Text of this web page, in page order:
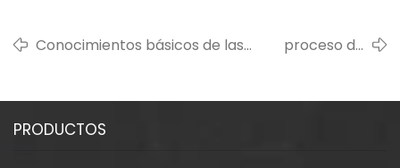
Conocimientos básicos de las
proceso de
PRODUCTOS